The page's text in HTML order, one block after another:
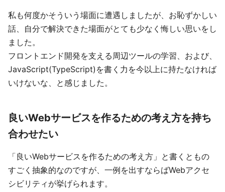
私も何度かそういう場面に遭遇しましたが、お恥ずかしい
話、自分で解決できた場面がとても少なく悔しい思いをし
ました。
フロントエンド開発を支える周辺ツールの学習、および、
JavaScript(TypeScript)を書く力を今以上に持たなければ
いけないな、と感じました。
良いWebサービスを作るための考え方を持ち
合わせたい
「良いWebサービスを作るための考え方」と書くともの
すごく抽象的なのですが、一例を出すならばWebアクセ
シビリティが挙げられます。